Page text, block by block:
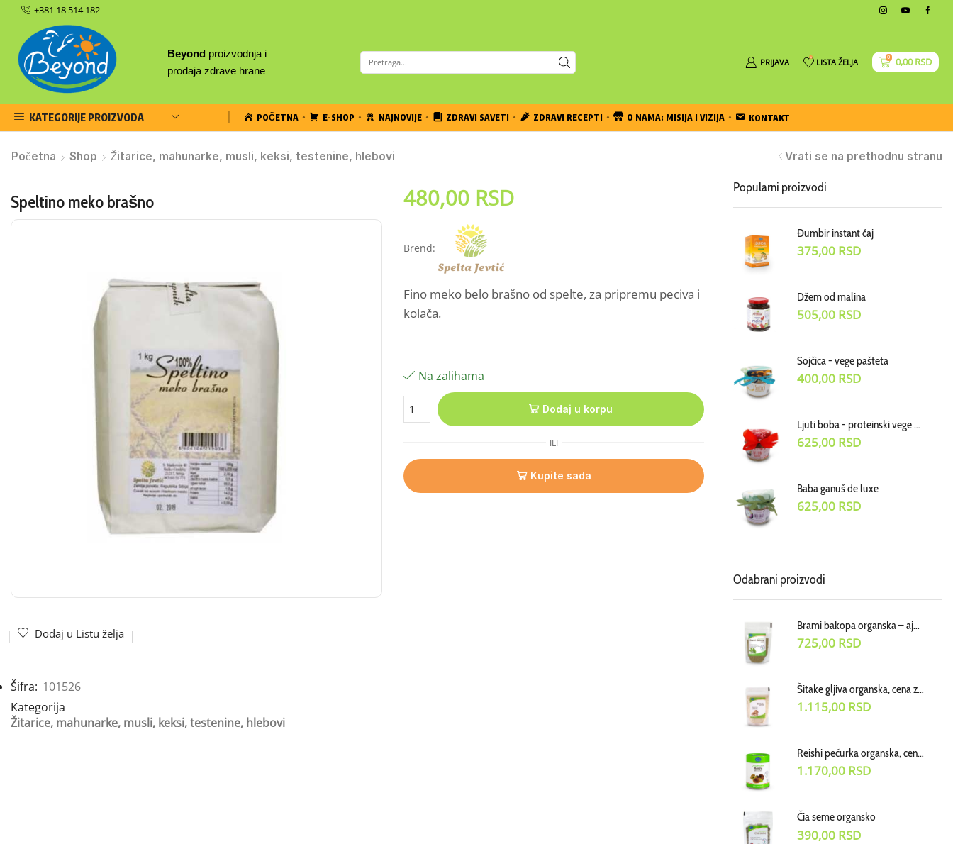
+381 18 514 182
Beyond proizvodnja i
prodaja zdrave hrane
PRIJAVA 0 LISTA ŽELJA 0 0,00RSD
KATEGORIJE PROIZVODA POČETNA E-SHOP NAJNOVIJE ZDRAVI SAVETI ZDRAVI RECEPTI O NAMA: MISIJA I VIZIJA KONTAKT
Početna Shop Žitarice, mahunarke, musli, keksi, testenine, hlebovi Vrati se na prethodnu stranu
Speltino meko brašno 480,00 RSD
Brend:
Fino meko belo brašno od spelte, za pripremu peciva i
kolača.
Na zalihama
Dodaj u korpu
ILI
Kupite sada
Dodaj u Listu želja
Šifra: 101526
Kategorija
Žitarice, mahunarke, musli, keksi, testenine, hlebovi
Popularni proizvodi
Đumbir instant čaj
375,00 RSD
Džem od malina
505,00 RSD
Sojčica - vege pašteta
400,00 RSD
Ljuti boba - proteinski vege dodatak uz jela
625,00 RSD
Baba ganuš de luxe
625,00 RSD
Odabrani proizvodi
Brami bakopa organska – ajurvedski biljni prah, cena za 70 g
725,00 RSD
Šitake gljiva organska, cena za 100g
1.115,00 RSD
Reishi pečurka organska, cena za 100g
1.170,00 RSD
Čia seme organsko
390,00 RSD